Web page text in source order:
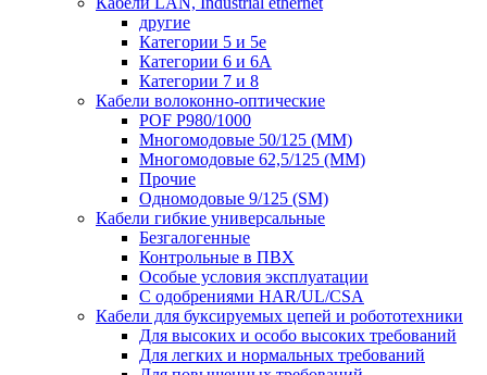
другие
Категории 5 и 5е
Категории 6 и 6A
Категории 7 и 8
Кабели волоконно-оптические
POF P980/1000
Многомодовые 50/125 (ММ)
Многомодовые 62,5/125 (ММ)
Прочие
Одномодовые 9/125 (SM)
Кабели гибкие универсальные
Безгалогенные
Контрольные в ПВХ
Особые условия эксплуатации
С одобрениями HAR/UL/CSA
Кабели для буксируемых цепей и робототехники
Для высоких и особо высоких требований
Для легких и нормальных требований